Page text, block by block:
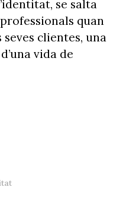
se salta
quan
seves clientes, una
vida de